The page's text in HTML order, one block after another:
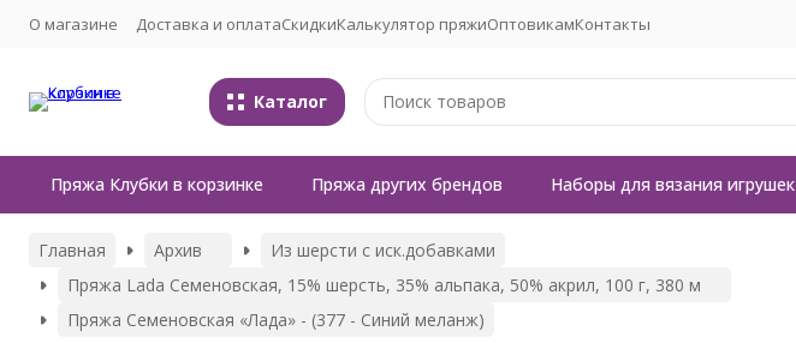
О магазине Доставка и оплатаСкидкиКалькулятор пряжиОптовикамКонтакты
Каталог
Пряжа Клубки в корзинке Пряжа других брендов Наборы для вязания игрушек
Главная Архив
Из шерсти с иск.добавками
Пряжа Lada Семеновская, 15% шерсть, 35% альпака, 50% акрил, 100 г, 380 м
Пряжа Семеновская «Лада» - (377 - Синий меланж)